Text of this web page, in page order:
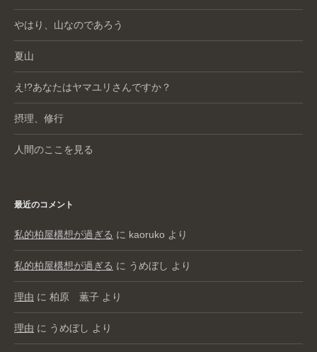
やはり、山なのであろう
夏山
え!?あなたはヤマユリさんですか？
摂理、修行
人間のここを見る
最近のコメント
私的柏屋構想が過ぎる に kaoruko より
私的柏屋構想が過ぎる に うめぼし より
理由 に 柏原 薫子 より
理由 に うめぼし より